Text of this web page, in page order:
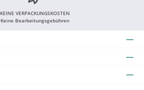
KEINE VERPACKUNGSKOSTEN
Keine Bearbeitungsgebühren